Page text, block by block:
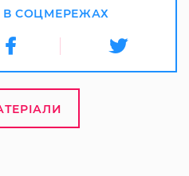
В СОЦМЕРЕЖАХ